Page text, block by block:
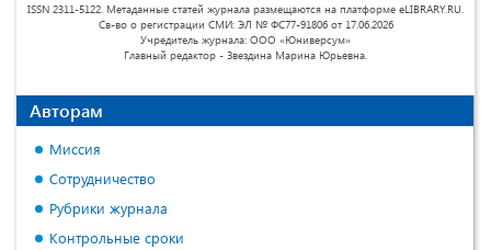
ISSN 2311-5122. Метаданные статей журнала размещаются на платформе eLIBRARY.RU.
Св-во о регистрации СМИ: ЭЛ № ФС77-91806 от 17.06.2026
Учредитель журнала: ООО «Юниверсум»
Главный редактор - Звездина Марина Юрьевна.
Авторам
Миссия
Сотрудничество
Рубрики журнала
Контрольные сроки